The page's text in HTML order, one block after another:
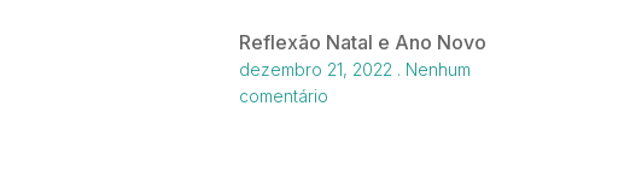
Reflexão Natal e Ano Novo
dezembro 21, 2022
Nenhum
comentário